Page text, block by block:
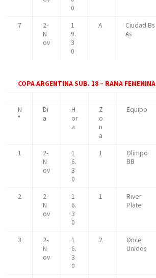
0
7
2-
N
ov
1
9.
3
0
A
Ciudad Bs
As
COPA ARGENTINA SUB. 18 – RAMA
N
°
Di
a
H
or
a
Z
o
n
a
Equipo
1
2-
N
ov
1
6.
3
0
1
Olimpo
BB
2
2-
N
ov
1
6.
3
0
1
River
Plate
3
2-
N
ov
1
6.
3
0
2
Once
Unidos